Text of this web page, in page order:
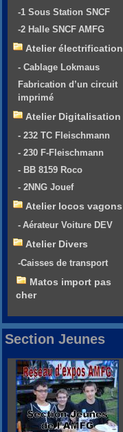
-1 Sous Station SNCF
-2 Halle SNCF AMFG
Atelier électrification
- Cablage Lokmaus
Fabrication d’un circuit
imprimé
Atelier Digitalisation
- 232 TC Fleischmann
- 230 F-Fleischmann
- BB 8159 Roco
- 2NNG Jouef
Atelier locos vagons
- Aérateur Voiture DEV
Atelier Divers
-Caisses de transport
Matos import pas
cher
Section Jeunes